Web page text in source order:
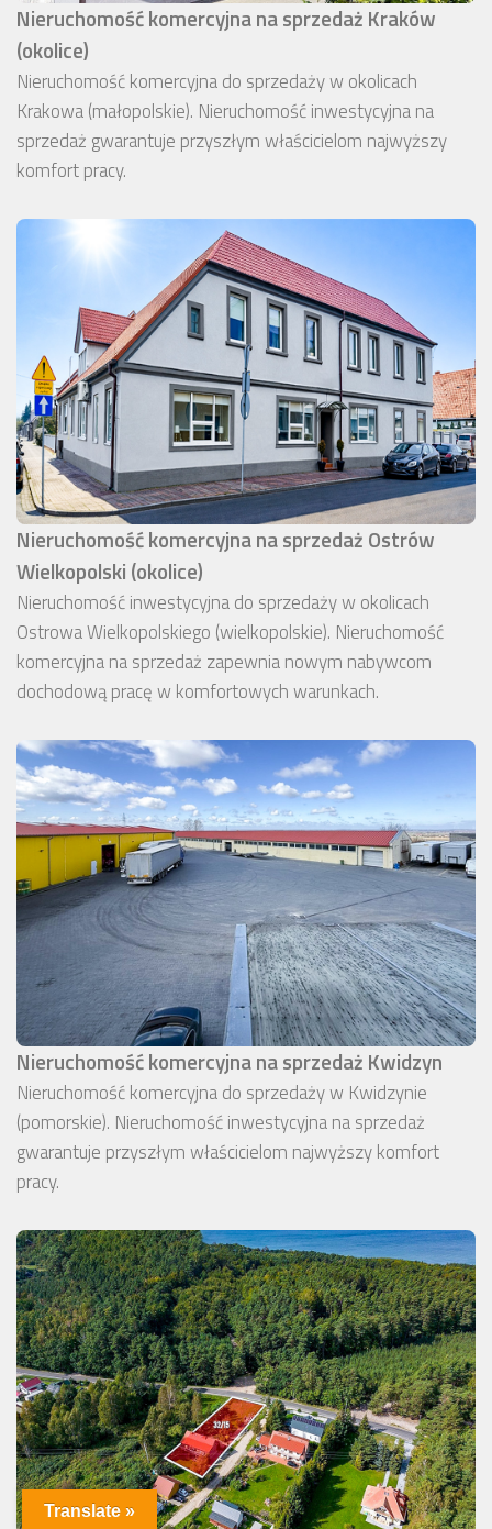
Nieruchomość komercyjna na sprzedaż Kraków
(okolice)
Nieruchomość komercyjna do sprzedaży w okolicach
Krakowa (małopolskie). Nieruchomość inwestycyjna na
sprzedaż gwarantuje przyszłym właścicielom najwyższy
komfort pracy.
Nieruchomość komercyjna na sprzedaż Ostrów
Wielkopolski (okolice)
Nieruchomość inwestycyjna do sprzedaży w okolicach
Ostrowa Wielkopolskiego (wielkopolskie). Nieruchomość
komercyjna na sprzedaż zapewnia nowym nabywcom
dochodową pracę w komfortowych warunkach.
Nieruchomość komercyjna na sprzedaż Kwidzyn
Nieruchomość komercyjna do sprzedaży w Kwidzynie
(pomorskie). Nieruchomość inwestycyjna na sprzedaż
gwarantuje przyszłym właścicielom najwyższy komfort
pracy.
Translate »